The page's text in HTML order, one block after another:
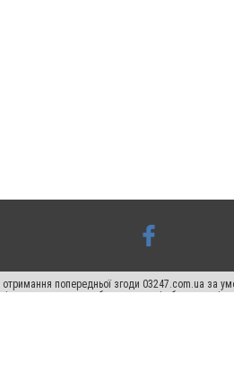
отримання попередньої згоди 03247.com.ua за
не нижче другого абзацу в тексті або в